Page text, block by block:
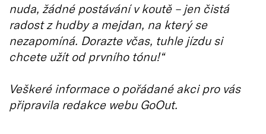
nuda, žádné postávání v koutě – jen čistá
radost z hudby a mejdan, na který se
nezapomíná. Dorazte včas, tuhle jízdu si
chcete užít od prvního tónu!“
Veškeré informace o pořádané akci pro vás
připravila redakce webu GoOut.